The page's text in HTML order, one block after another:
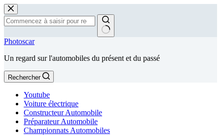
Passer
au
contenu
Aucun
Photoscar
Un regard sur l'automobiles du présent et du passé
Rechercher
Youtube
Voiture électrique
Constructeur Automobile
Préparateur Automobile
Championnats Automobiles